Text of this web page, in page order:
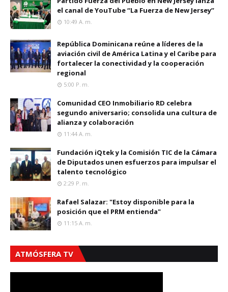
el canal de YouTube “La Fuerza de New Jersey”
10:49 A. M.
República Dominicana reúne a líderes de la
aviación civil de América Latina y el Caribe para
fortalecer la conectividad y la cooperación
regional
5:00 P. M.
Comunidad CEO Inmobiliario RD celebra
segundo aniversario; consolida una cultura de
alianza y colaboración
11:44 A. M.
Fundación iQtek y la Comisión TIC de la Cámara
de Diputados unen esfuerzos para impulsar el
talento tecnológico
2:29 P. M.
Rafael Salazar: "Estoy disponible para la
posición que el PRM entienda"
11:15 A. M.
ATMÓSFERA TV